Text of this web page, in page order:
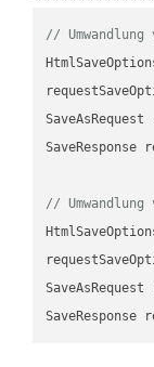
// Umwandlung
// Umwandlung